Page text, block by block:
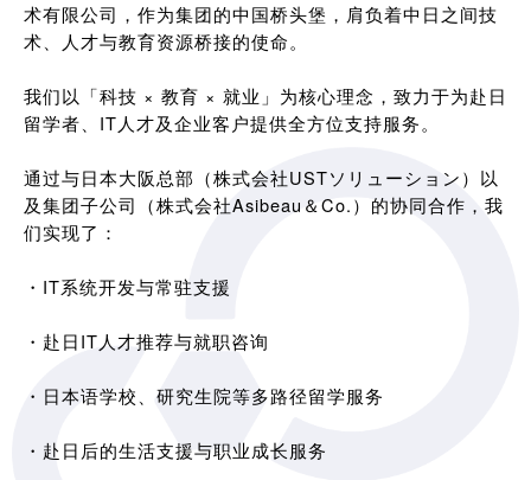
术有限公司，作为集团的中国桥头堡，肩负着中日之间技
术、人才与教育资源桥接的使命。
我们以「科技 × 教育 × 就业」为核心理念，致力于为赴日
留学者、IT人才及企业客户提供全方位支持服务。
通过与日本大阪总部（株式会社USTソリューション）以
及集团子公司（株式会社Asibeau＆Co.）的协同合作，我
们实现了：
・IT系统开发与常驻支援
・赴日IT人才推荐与就职咨询
・日本语学校、研究生院等多路径留学服务
・赴日后的生活支援与职业成长服务